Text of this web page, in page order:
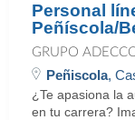
Personal
Peñíscola/
GRUPO
Peñiscola,
¿Te apasiona la
en tu carrera?